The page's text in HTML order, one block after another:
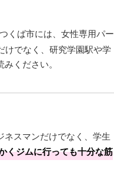
くば市には、女性専用パー
けでなく、研究学園駅や学
ください。
ネスマンだけでなく、学生
くジムに行っても十分な筋